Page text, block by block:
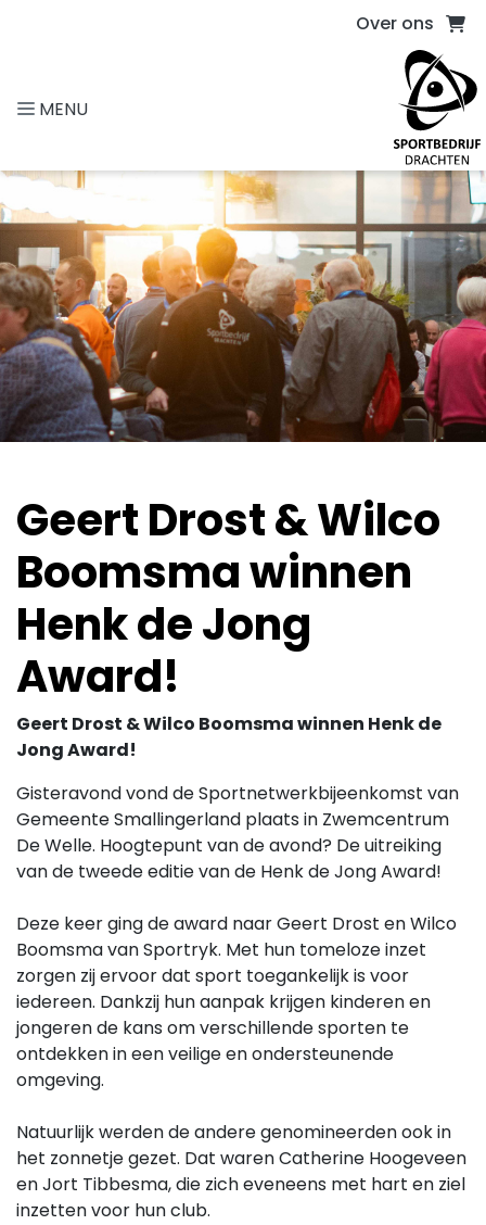
Over ons
MENU
Geert Drost & Wilco
Boomsma winnen
Henk de Jong
Award!
Geert Drost & Wilco Boomsma winnen Henk de
Jong Award!
Gisteravond vond de Sportnetwerkbijeenkomst van
Gemeente Smallingerland plaats in Zwemcentrum
De Welle. Hoogtepunt van de avond? De uitreiking
van de tweede editie van de Henk de Jong Award!
Deze keer ging de award naar Geert Drost en Wilco
Boomsma van Sportryk. Met hun tomeloze inzet
zorgen zij ervoor dat sport toegankelijk is voor
iedereen. Dankzij hun aanpak krijgen kinderen en
jongeren de kans om verschillende sporten te
ontdekken in een veilige en ondersteunende
omgeving.
Natuurlijk werden de andere genomineerden ook in
het zonnetje gezet. Dat waren Catherine Hoogeveen
en Jort Tibbesma, die zich eveneens met hart en ziel
inzetten voor hun club.